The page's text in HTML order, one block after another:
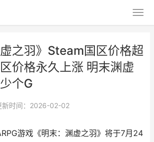
虚之羽》Steam国区价格超
价格永久上涨 明末渊虚
个G
新时间：2026-02-02
游戏《明末：渊虚之羽》将于7月24